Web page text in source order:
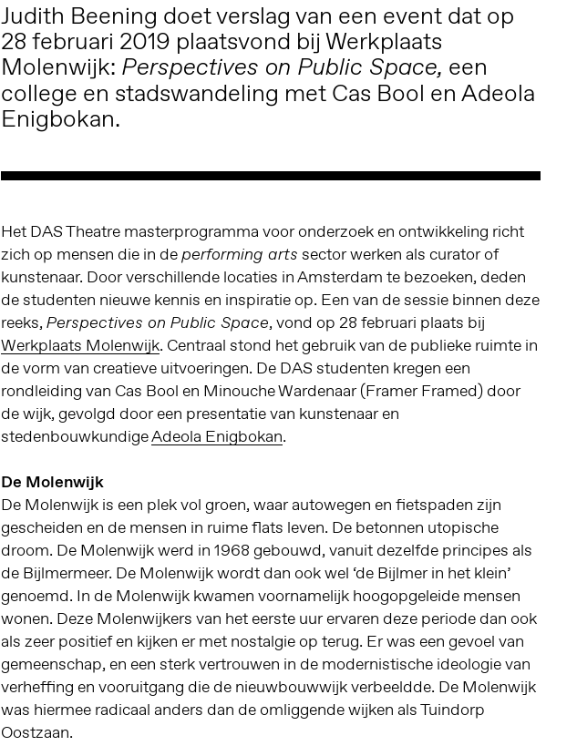
Judith Beening doet verslag van een event dat op
28 februari 2019 plaatsvond bij Werkplaats
Molenwijk: Perspectives on Public Space, een
college en stadswandeling met Cas Bool en Adeola
Enigbokan.
Het DAS Theatre masterprogramma voor onderzoek en ontwikkeling richt
zich op mensen die in deperforming arts sector werken als curator of
kunstenaar. Door verschillende locaties in Amsterdam te bezoeken, deden
de studenten nieuwe kennis en inspiratie op. Een van de sessie binnen deze
reeks, Perspectives on Public Space, vond op 28 februari plaats bij
Werkplaats Molenwijk. Centraal stond het gebruik van de publieke ruimte in
de vorm van creatieve uitvoeringen. De DAS studenten kregen een
rondleiding van Cas Bool en Minouche Wardenaar (Framer Framed) door
de wijk, gevolgd door een presentatie van kunstenaar en
stedenbouwkundigeAdeola Enigbokan.
De Molenwijk
De Molenwijk is een plek vol groen, waar autowegen en fietspaden zijn
gescheiden en de mensen in ruime flats leven. De betonnen utopische
droom. De Molenwijk werd in 1968 gebouwd, vanuit dezelfde principes als
de Bijlmermeer. De Molenwijk wordt dan ook wel ‘de Bijlmer in het klein’
genoemd. In de Molenwijk kwamen voornamelijk hoogopgeleide mensen
wonen. Deze Molenwijkers van het eerste uur ervaren deze periode dan ook
als zeer positief en kijken er met nostalgie op terug. Er was een gevoel van
gemeenschap, en een sterk vertrouwen in de modernistische ideologie van
verheffing en vooruitgang die de nieuwbouwwijk verbeeldde. De Molenwijk
was hiermee radicaal anders dan de omliggende wijken als Tuindorp
Oostzaan.